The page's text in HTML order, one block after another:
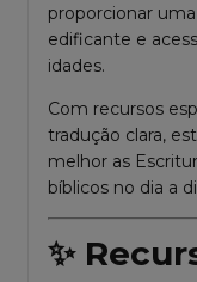
proporcionar
edificante e
idades.
Com recursos
tradução clara,
melhor as
bíblicos no dia a
✨